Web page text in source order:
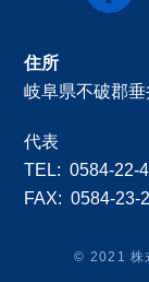
住所
岐阜県不破郡
代表
0584-22-
0584-23-
© 2021 株